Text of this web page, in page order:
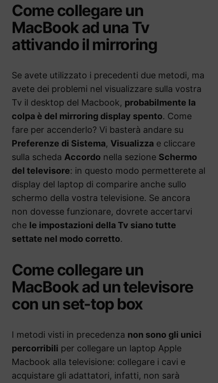
Come collegare un
MacBook ad una Tv
attivando il mirroring
Se avete utilizzato i precedenti due metodi, ma
avete dei problemi nel visualizzare sulla vostra
Tv il desktop del Macbook, probabilmente la
colpa è del mirroring display spento. Come
fare per accenderlo? Vi basterà andare su
Preferenze di Sistema, Visualizza e cliccare
sulla scheda Accordo nella sezione Schermo
del televisore: in questo modo permetterete al
display del laptop di comparire anche sullo
schermo della vostra televisione. Se ancora
non dovesse funzionare, dovrete accertarvi
che le impostazioni della Tv siano tutte
settate nel modo corretto.
Come collegare un
MacBook ad un televisore
con un set-top box
I metodi visti in precedenza non sono gli unici
percorribili per collegare un laptop Apple
Macbook alla televisione: collegare i cavi e
acquistare gli adattatori, infatti, non sarà